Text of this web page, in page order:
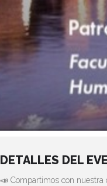
DETALLES DEL
📣 Compartimos con nuestra